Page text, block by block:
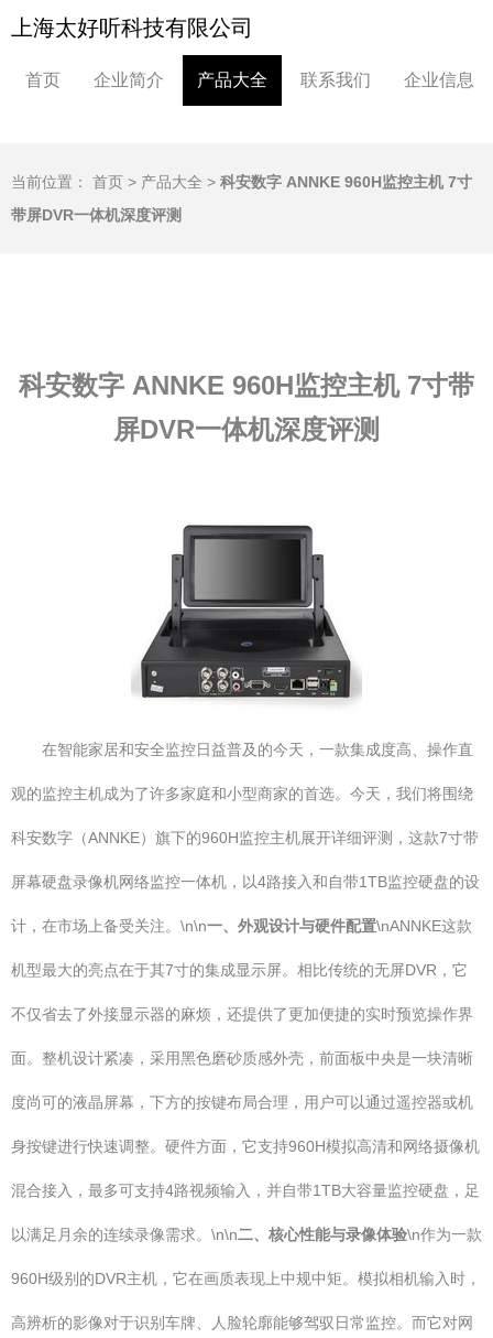
上海太好听科技有限公司
首页 企业简介 产品大全 联系我们 企业信息
当前位置： 首页 > 产品大全 > 科安数字 ANNKE 960H监控主机 7寸
带屏DVR一体机深度评测
科安数字 ANNKE 960H监控主机 7寸带
屏DVR一体机深度评测
在智能家居和安全监控日益普及的今天，一款集成度高、操作直
观的监控主机成为了许多家庭和小型商家的首选。今天，我们将围绕
科安数字（ANNKE）旗下的960H监控主机展开详细评测，这款7寸带
屏幕硬盘录像机网络监控一体机，以4路接入和自带1TB监控硬盘的设
计，在市场上备受关注。\n\n一、外观设计与硬件配置\nANNKE这款
机型最大的亮点在于其7寸的集成显示屏。相比传统的无屏DVR，它
不仅省去了外接显示器的麻烦，还提供了更加便捷的实时预览操作界
面。整机设计紧凑，采用黑色磨砂质感外壳，前面板中央是一块清晰
度尚可的液晶屏幕，下方的按键布局合理，用户可以通过遥控器或机
身按键进行快速调整。硬件方面，它支持960H模拟高清和网络摄像机
混合接入，最多可支持4路视频输入，并自带1TB大容量监控硬盘，足
以满足月余的连续录像需求。\n\n二、核心性能与录像体验\n作为一款
960H级别的DVR主机，它在画质表现上中规中矩。模拟相机输入时，
高辨析的影像对于识别车牌、人脸轮廓能够驾驭日常监控。而它对网